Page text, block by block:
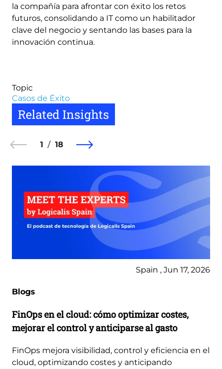
la compañía para afrontar con éxito los retos
futuros, consolidando a IT como un habilitador
clave del negocio y sentando las bases para la
innovación continua.
Topic
Casos de Éxito
Related Insights
1 18
Spain , Jun 17, 2026
Blogs
FinOps en el cloud: cómo optimizar costes,
mejorar el control y anticiparse al gasto
FinOps mejora visibilidad, control y eficiencia en el
cloud, optimizando costes y anticipando